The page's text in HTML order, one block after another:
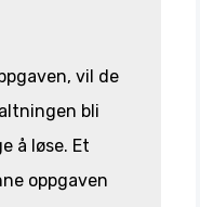
vil de
bli
å løse. Et
oppgaven